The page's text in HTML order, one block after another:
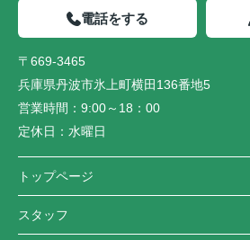
電話をする
〒669-3465
兵庫県丹波市氷上町横田136番地5
営業時間： 9:00～18：00
定休日： 水曜日
トップページ
スタッフ